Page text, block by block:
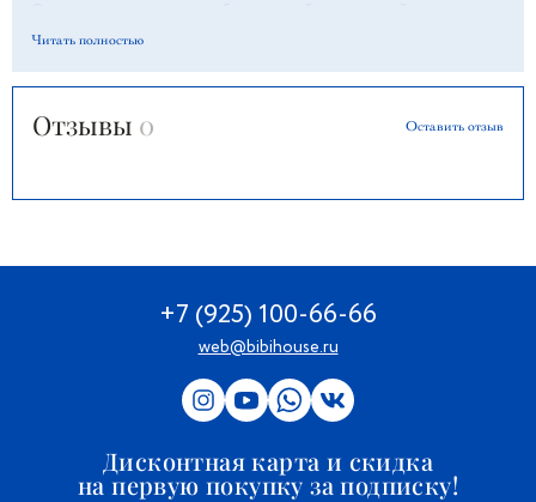
ощущение вкуса и элегантности, а особая глазурь поможет сохранить
Читать полностью
Отзывы 0 Оставить отзыв
+7 (925) 100-66-66
web@bibihouse.ru
Дисконтная карта и скидка
на первую покупку за подписку!